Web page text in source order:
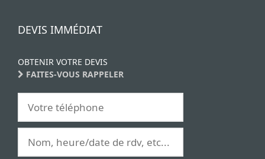
DEVIS IMMÉDIAT
OBTENIR VOTRE DEVIS
FAITES-VOUS RAPPELER